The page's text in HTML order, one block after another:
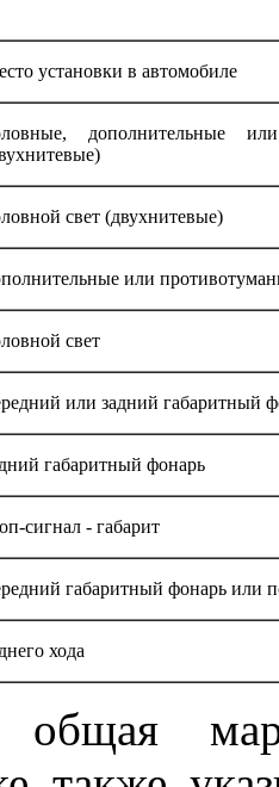
установки в автомобиле
дополнительные
свет (двухнитевые)
или
свет
или задний габаритный
габаритный фонарь
сигнал - габарит
габаритный фонарь или
хода